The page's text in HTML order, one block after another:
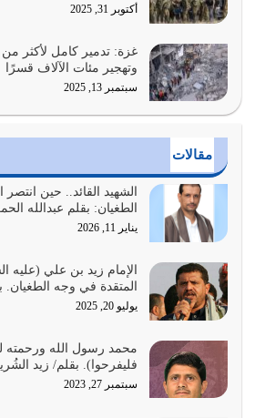
عندما يكون عدوك هو عدو الله معناه
فيه كثيرة وسينصرك الله عليه إذا…
يوليو 26, 2026
أراد الله لهذه الأمة ان تكون خير امة
الدين الذي شرعه الله لا يجوز أن يخضع
واجتهاداتنا لأننا سنختلف ونتفرق
يوليو 24, 2026
أمة عاجزة عن النهوض…
يوليو 23, 2026
بحبل الله جميعاً وليس كل…
يوليو 22, 2026
أكتوبر 31, 2025
وتهجير مئات الآلاف قسرًا
سبتمبر 13, 2025
مقالات
الشهيد القائد.. حين
الطغيان: بقلم عبدالله
يناير 11, 2026
الإمام زيد بن علي (عليه
المتقدة في وجه
يوليو 20, 2025
محمد رسول الله ورحمته
فليفرحوا). بقلم/ زيد
سبتمبر 27, 2023